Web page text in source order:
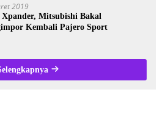
2019
Xpander, Mitsubishi Bakal
Kembali Pajero Sport